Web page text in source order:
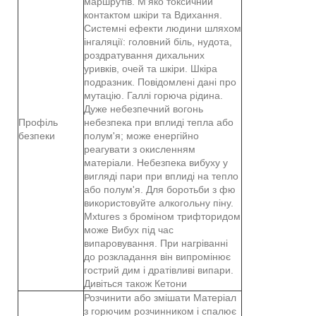
Профіль
безпеки
контактом шкіри та Вдихання.
Системні ефекти людини шляхом
інгаляції: головний біль, нудота,
роздратування дихальних
уривків, очей та шкіри. Шкіра
подразник. Повідомлені дані про
мутацію. Галлі горюча рідина.
Дуже небезпечний вогонь
небезпека при вплиді тепла або
полум'я; може енергійно
реагувати з окисленням
матеріали. Небезпека вибуху у
вигляді пари при вплиді на тепло
або полум'я. Для боротьби з фю
використовуйте алкогольну піну.
Mxtures з броміном трифторидом
може Вибух під час
випаровування. При нагріванні
до розкладання він випромінює
гострий дим і дратівливі випари.
Дивіться також Кетони
Розчинити або змішати Матеріал
з горючим розчинником і спалює